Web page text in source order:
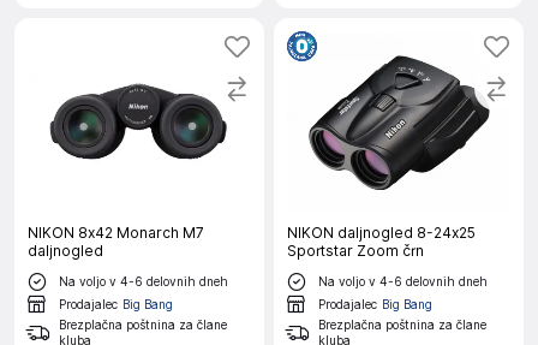
NIKON 8x42 Monarch M7
daljnogled
Na voljo v 4-6 delovnih dneh
Prodajalec Big Bang
Brezplačna poštnina za člane
kluba
NIKON daljnogled 8-24x25
Sportstar Zoom črn
Na voljo v 4-6 delovnih dneh
Prodajalec Big Bang
Brezplačna poštnina za člane
kluba